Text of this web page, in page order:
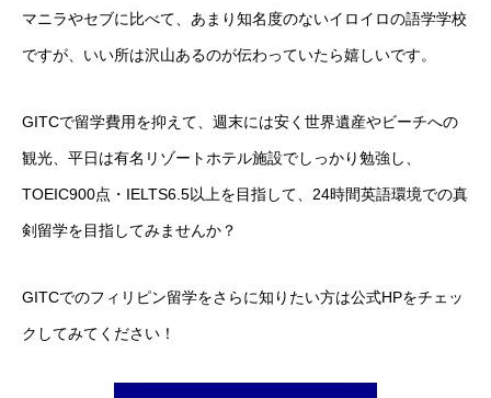
マニラやセブに比べて、あまり知名度のないイロイロの語学学校
ですが、いい所は沢山あるのが伝わっていたら嬉しいです。
GITCで留学費用を抑えて、週末には安く世界遺産やビーチへの
観光、平日は有名リゾートホテル施設でしっかり勉強し、
TOEIC900点・IELTS6.5以上を目指して、24時間英語環境での真
剣留学を目指してみませんか？
GITCでのフィリピン留学をさらに知りたい方は公式HPをチェッ
クしてみてください！